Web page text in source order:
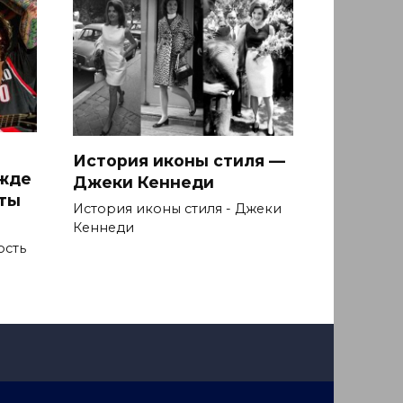
История иконы стиля —
Джеки Кеннеди
История иконы стиля - Джеки
Кеннеди